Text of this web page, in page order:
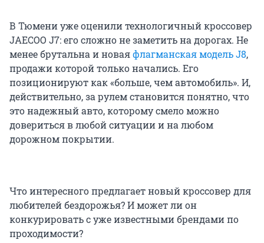
В Тюмени уже оценили технологичный кроссовер
JAECOO J7: его сложно не заметить на дорогах. Не
менее брутальна и новаяфлагманская модель J8,
продажи которой только начались. Его
позиционируют как «больше, чем автомобиль». И,
действительно, за рулем становится понятно, что
это надежный авто, которому смело можно
довериться в любой ситуации и на любом
дорожном покрытии.
Что интересного предлагает новый кроссовер для
любителей бездорожья? И может ли он
конкурировать с уже известными брендами по
проходимости?